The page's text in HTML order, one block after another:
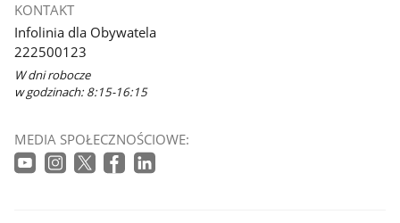
KONTAKT
Infolinia dla Obywatela
222500123
W dni robocze
w godzinach: 8:15-16:15
MEDIA SPOŁECZNOŚCIOWE: